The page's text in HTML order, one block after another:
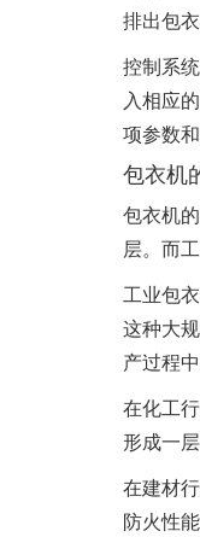
排出包
控制系
入相应
项参数
包衣机
包衣机
层。而
工业包
这种大
产过程
在化工
形成一
在建材
防火性